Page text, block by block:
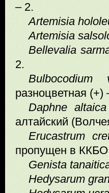
– 2.
Artemisia
Artemisia
Bellevalia
2.
Bulbocodium
разноцветная (+)
Daphne altaica
алтайский
Erucastrum
пропущен в
Genista
Hedysarum